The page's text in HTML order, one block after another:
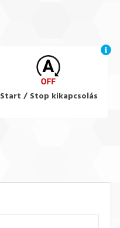
Start / Stop kikapcsolás